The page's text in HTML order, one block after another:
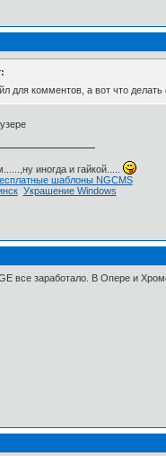
для комментов, а вот что
иногда и гайкой.....
шаблоны NGCMS
Украшение Windows
все заработало. В Опере и